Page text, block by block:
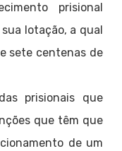
prisional
lotação, a qual
sete centenas de
prisionais que
que têm que
de um